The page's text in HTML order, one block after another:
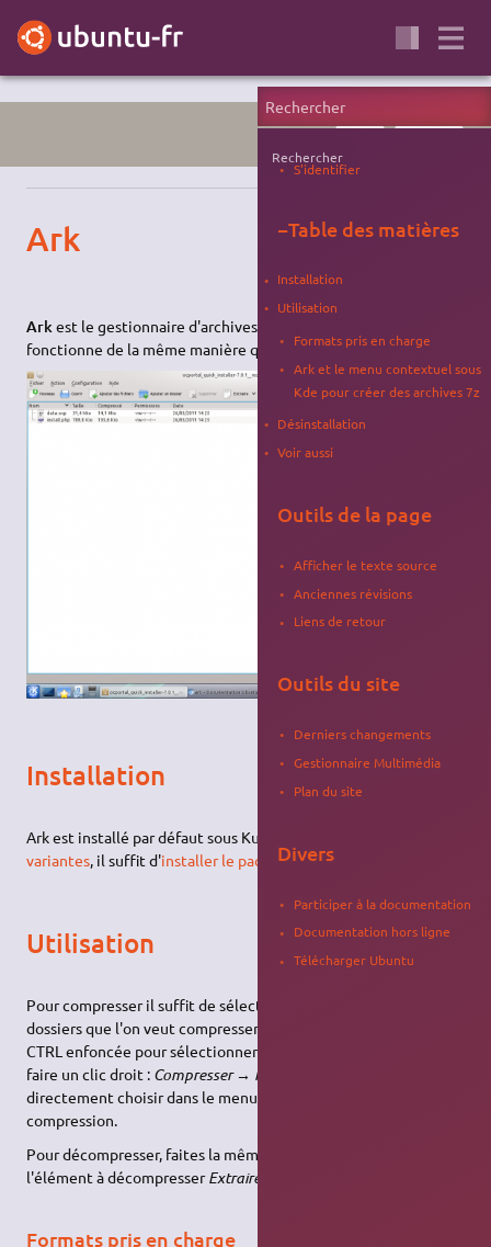
JAMMY ARCHIVAGE
Ark
Ark est le gestionnaire d'archives par défaut de Kubuntu et
fonctionne de la même manière queFile-Rollersous Ubuntu.
Installation
Ark est installé par défaut sous Kubuntu. Pour d'autres
variantes, il suffit d'installer le paquet ark
Utilisation
Pour compresser il suffit de sélectionner tous les fichiers ou
dossiers que l'on veut compresser ensemble (avec la touche
CTRL enfoncée pour sélectionner plusieurs éléments), et de
faire un clic droit : Compresser → Ici
directement choisir dans le menu contextuel le format de
compression.
Pour décompresser, faites la même chose : Clic droit sur
l'élément à décompresserExtraire → Extraire l'archive ici
Formats pris en charge
Rechercher
S'identifier
−Table des matières
Installation
Utilisation
Formats pris en charge
Ark et le menu contextuel sous
Kde pour créer des archives 7z
Désinstallation
Voir aussi
Outils de la page
Afficher le texte source
Anciennes révisions
Liens de retour
Outils du site
Derniers changements
Gestionnaire Multimédia
Plan du site
Divers
Participer à la documentation
Documentation hors ligne
Télécharger Ubuntu